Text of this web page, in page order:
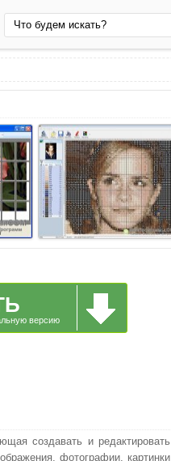
версию
создавать и редактировать
фотографии, картинки